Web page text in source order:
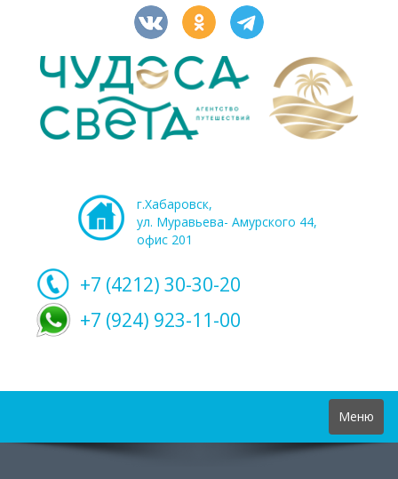
г.Хабаровск,
ул. Муравьева- Амурского 44,
офис 201
+7 (4212) 30-30-20
+7 (924) 923-11-00
Toggle
navigation
Меню